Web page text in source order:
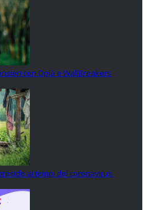
con Oplà e WallBreakers
ai tempi del coronavirus